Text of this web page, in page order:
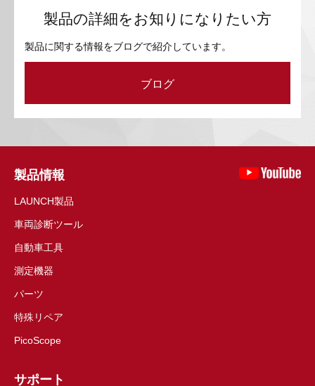
製品の詳細をお知りになりたい方
製品に関する情報をブログで紹介しています。
ブログ
製品情報
LAUNCH製品
車両診断ツール
自動車工具
測定機器
パーツ
特殊リペア
PicoScope
サポート